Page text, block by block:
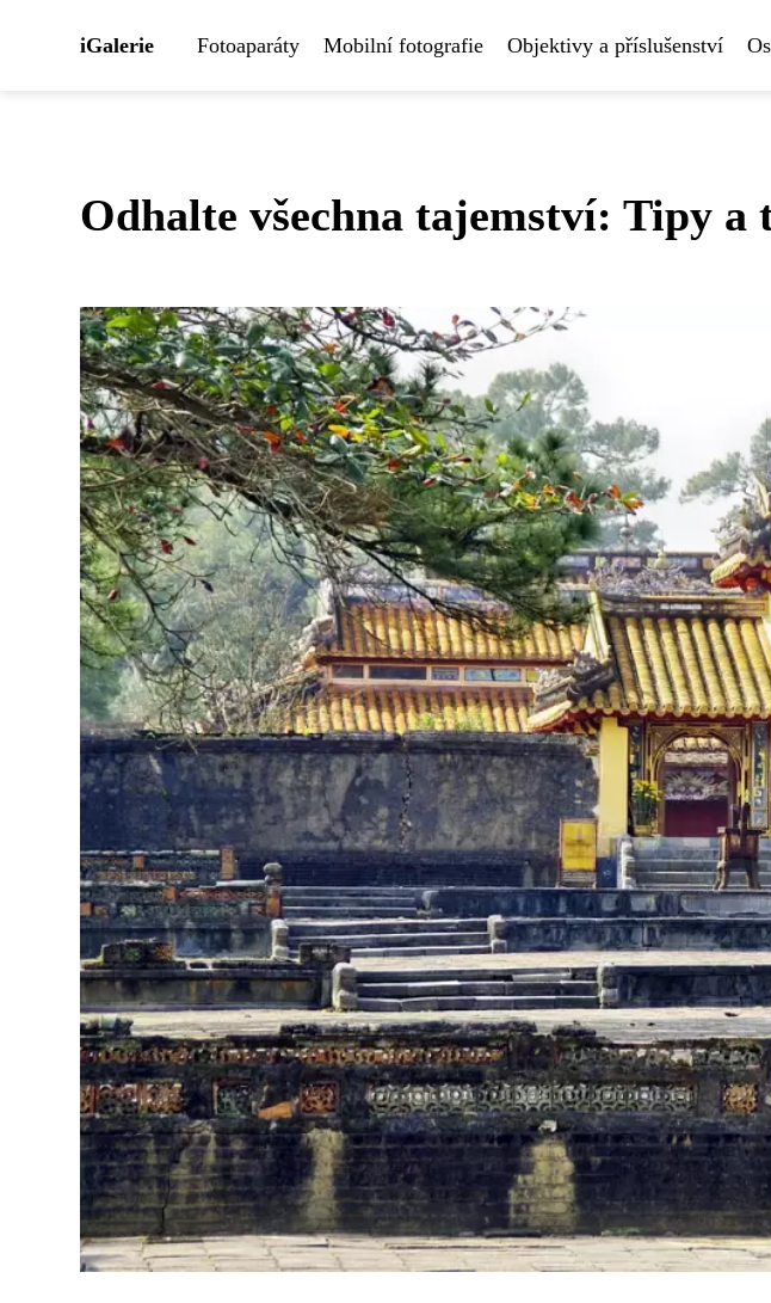
iGalerie Fotoaparáty Mobilní fotografie Objektivy a příslušenství
Odhalte všechna tajemství: Tipy